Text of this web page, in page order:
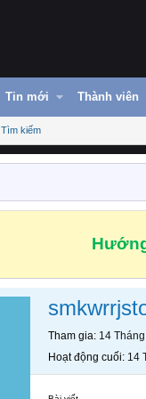
Tin mới Thành viên
Tìm kiếm
Tham gia 14
Hoạt động cuối 14